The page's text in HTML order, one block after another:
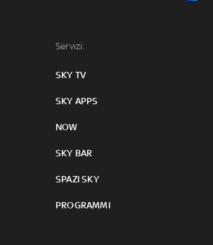
Servizi:
SKY TV
SKY APPS
NOW
SKY BAR
SPAZI SKY
PROGRAMMI